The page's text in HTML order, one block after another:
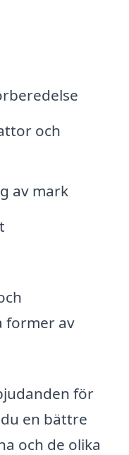
och
av mark
former av
för
en bättre
och de olika